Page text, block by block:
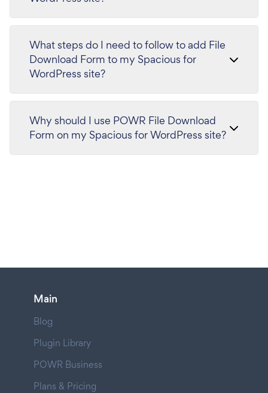
What steps do I need to follow to add File
Download Form to my Spacious for
WordPress site?
Why should I use POWR File Download
Form on my Spacious for WordPress site?
Main
Blog
Plugin Library
POWR Business
Plans & Pricing